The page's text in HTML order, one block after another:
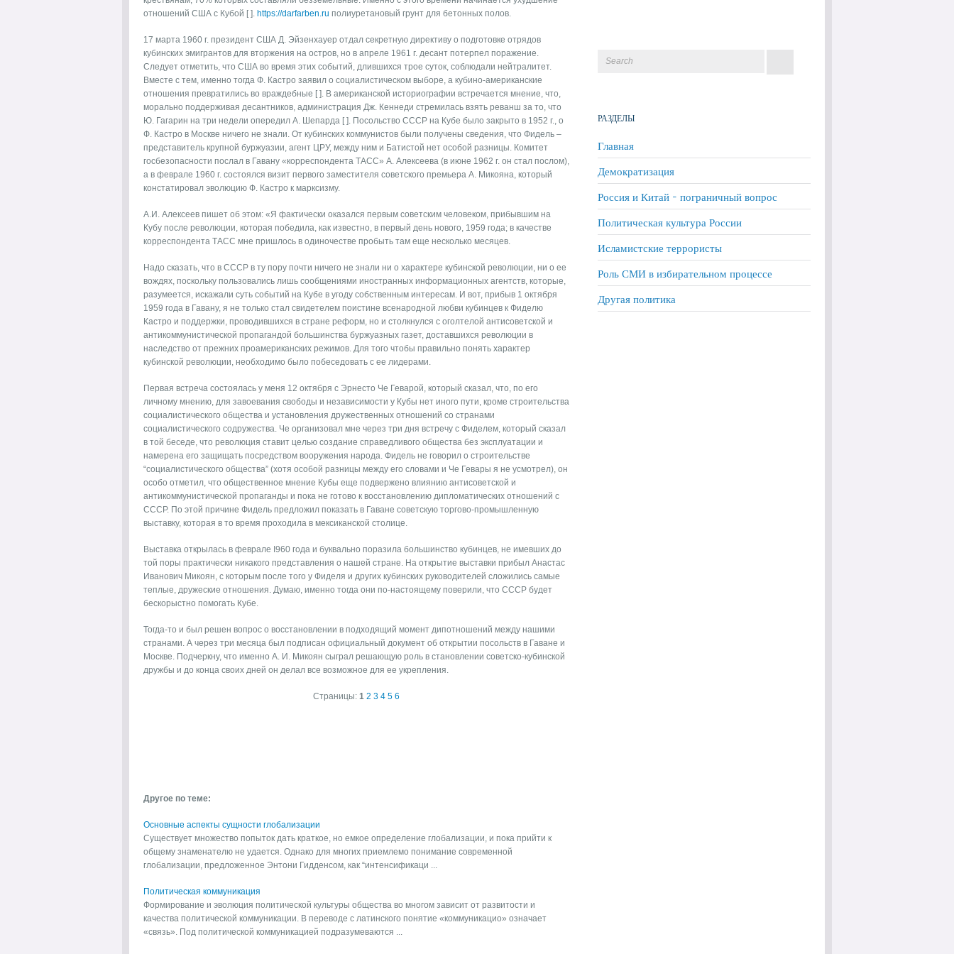
отношений США с Кубой [ ]. https://darfarben.ru полиуретановый грунт для бетонных полов.
17 марта 1960 г. президент США Д. Эйзенхауер отдал секретную директиву о подготовке отрядов
кубинских эмигрантов для вторжения на остров, но в апреле 1961 г. десант потерпел поражение.
Следует отметить, что США во время этих событий, длившихся трое суток, соблюдали нейтралитет.
Вместе с тем, именно тогда Ф. Кастро заявил о социалистическом выборе, а кубино-американские
отношения превратились во враждебные [ ]. В американской историографии встречается мнение, что,
морально поддерживая десантников, администрация Дж. Кеннеди стремилась взять реванш за то, что
Ю. Гагарин на три недели опередил А. Шепарда [ ]. Посольство СССР на Кубе было закрыто в 1952 г., о
Ф. Кастро в Москве ничего не знали. От кубинских коммунистов были получены сведения, что Фидель –
представитель крупной буржуазии, агент ЦРУ, между ним и Батистой нет особой разницы. Комитет
госбезопасности послал в Гавану «корреспондента ТАСС» А. Алексеева (в июне 1962 г. он стал послом),
а в феврале 1960 г. состоялся визит первого заместителя советского премьера А. Микояна, который
констатировал эволюцию Ф. Кастро к марксизму.
А.И. Алексеев пишет об этом: «Я фактически оказался первым советским человеком, прибывшим на
Кубу после революции, которая победила, как известно, в первый день нового, 1959 года; в качестве
корреспондента ТАСС мне пришлось в одиночестве пробыть там еще несколько месяцев.
Надо сказать, что в СССР в ту пору почти ничего не знали ни о характере кубинской революции, ни о ее
вождях, поскольку пользовались лишь сообщениями иностранных информационных агентств, которые,
разумеется, искажали суть событий на Кубе в угоду собственным интересам. И вот, прибыв 1 октября
1959 года в Гавану, я не только стал свидетелем поистине всенародной любви кубинцев к Фиделю
Кастро и поддержки, проводившихся в стране реформ, но и столкнулся с оголтелой антисоветской и
антикоммунистической пропагандой большинства буржуазных газет, доставшихся революции в
наследство от прежних проамериканских режимов. Для того чтобы правильно понять характер
кубинской революции, необходимо было побеседовать с ее лидерами.
Первая встреча состоялась у меня 12 октября с Эрнесто Че Геварой, который сказал, что, по его
личному мнению, для завоевания свободы и независимости у Кубы нет иного пути, кроме строительства
социалистического общества и установления дружественных отношений со странами
социалистического содружества. Че организовал мне через три дня встречу с Фиделем, который сказал
в той беседе, что революция ставит целью создание справедливого общества без эксплуатации и
намерена его защищать посредством вооружения народа. Фидель не говорил о строительстве
“социалистического общества” (хотя особой разницы между его словами и Че Гевары я не усмотрел), он
особо отметил, что общественное мнение Кубы еще подвержено влиянию антисоветской и
антикоммунистической пропаганды и пока не готово к восстановлению дипломатических отношений с
СССР. По этой причине Фидель предложил показать в Гаване советскую торгово-промышленную
выставку, которая в то время проходила в мексиканской столице.
Выставка открылась в феврале I960 года и буквально поразила большинство кубинцев, не имевших до
той поры практически никакого представления о нашей стране. На открытие выставки прибыл Анастас
Иванович Микоян, с которым после того у Фиделя и других кубинских руководителей сложились самые
теплые, дружеские отношения. Думаю, именно тогда они по-настоящему поверили, что СССР будет
бескорыстно помогать Кубе.
Тогда-то и был решен вопрос о восстановлении в подходящий момент дипотношений между нашими
странами. А через три месяца был подписан официальный документ об открытии посольств в Гаване и
Москве. Подчеркну, что именно А. И. Микоян сыграл решающую роль в становлении советско-кубинской
дружбы и до конца своих дней он делал все возможное для ее укрепления.
Страницы: 1 2 3 4 5 6
Другое по теме:
Основные аспекты сущности глобализации
Существует множество попыток дать краткое, но емкое определение глобализации, и пока прийти к
общему знаменателю не удается. Однако для многих приемлемо понимание современной
глобализации, предложенное Энтони Гидденсом, как “интенсификаци ...
Политическая коммуникация
Формирование и эволюция политической культуры общества во многом зависит от развитости и
качества политической коммуникации. В переводе с латинского понятие «коммуникацио» означает
«связь». Под политической коммуникацией подразумеваются ...
РАЗДЕЛЫ
Главная
Демократизация
Россия и Китай - пограничный вопрос
Политическая культура России
Исламистские террористы
Роль СМИ в избирательном процессе
Другая политика